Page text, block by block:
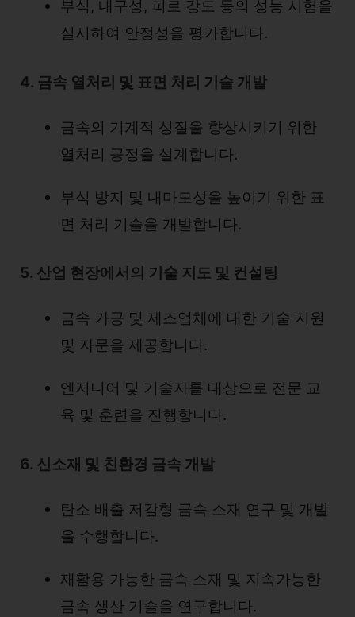
부식, 내구성, 피로 강도 등의 성능 시험을
실시하여 안정성을 평가합니다.
4. 금속 열처리 및 표면 처리 기술 개발
금속의 기계적 성질을 향상시키기 위한
열처리 공정을 설계합니다.
부식 방지 및 내마모성을 높이기 위한 표
면 처리 기술을 개발합니다.
5. 산업 현장에서의 기술 지도 및 컨설팅
금속 가공 및 제조업체에 대한 기술 지원
및 자문을 제공합니다.
엔지니어 및 기술자를 대상으로 전문 교
육 및 훈련을 진행합니다.
6. 신소재 및 친환경 금속 개발
탄소 배출 저감형 금속 소재 연구 및 개발
을 수행합니다.
재활용 가능한 금속 소재 및 지속가능한
금속 생산 기술을 연구합니다.